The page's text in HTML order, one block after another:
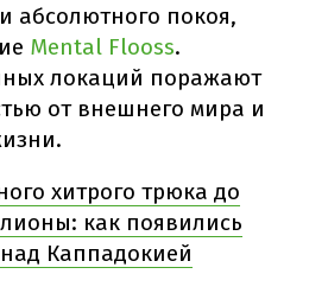
абсолютного покоя,
Mental Flooss.
локаций поражают
от внешнего мира и
хитрого трюка до
как появились
Каппадокией